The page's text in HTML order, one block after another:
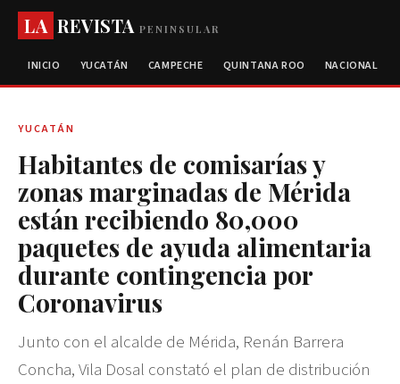
LA REVISTAPENINSULAR
INICIO YUCATÁN CAMPECHE QUINTANA ROO NACIONAL
YUCATÁN
Habitantes de comisarías y
zonas marginadas de Mérida
están recibiendo 80,000
paquetes de ayuda alimentaria
durante contingencia por
Coronavirus
Junto con el alcalde de Mérida, Renán Barrera
Concha, Vila Dosal constató el plan de distribución